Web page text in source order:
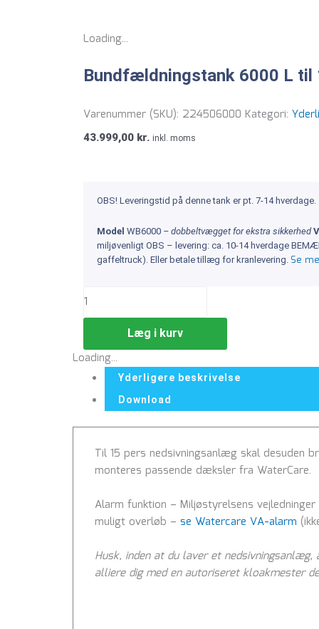
Loading...
Bundfældningstank 6000 L til
Varenummer (SKU): 224506000 Kategori:
43.999,00 kr. inkl. moms
OBS! Leveringstid på denne tank er pt. 7-14 hverdage.
Model WB6000 – dobbeltvægget for ekstra sikkerhed
miljøvenligt OBS – levering: ca. 10-14 hverdage
gaffeltruck). Eller betale tillæg for kranlevering. Se
Læg i kurv
Loading...
Yderligere beskrivelse
Download
Til 15 pers nedsivningsanlæg skal desuden
monteres passende dæksler fra WaterCare.
Alarm funktion – Miljøstyrelsens
muligt overløb – se Watercare VA-alarm
Husk, inden at du laver et
alliere dig med en autoriseret kloakmester